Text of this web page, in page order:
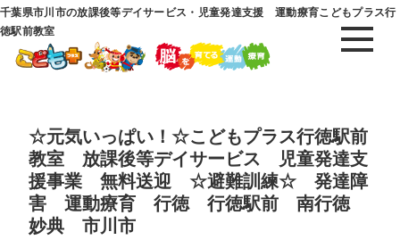
千葉県市川市の放課後等デイサービス・児童発達支援 運動療育こどもプラス行
徳駅前教室
☆元気いっぱい！☆こどもプラス行徳駅前
教室 放課後等デイサービス 児童発達支
援事業 無料送迎 ☆避難訓練☆ 発達障
害 運動療育 行徳 行徳駅前 南行徳
妙典 市川市